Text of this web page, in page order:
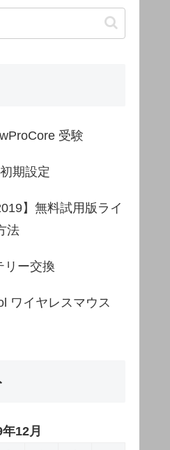
受験
期設定
】無料試用版ライ
法
リー交換
ワイヤレスマウス
12月